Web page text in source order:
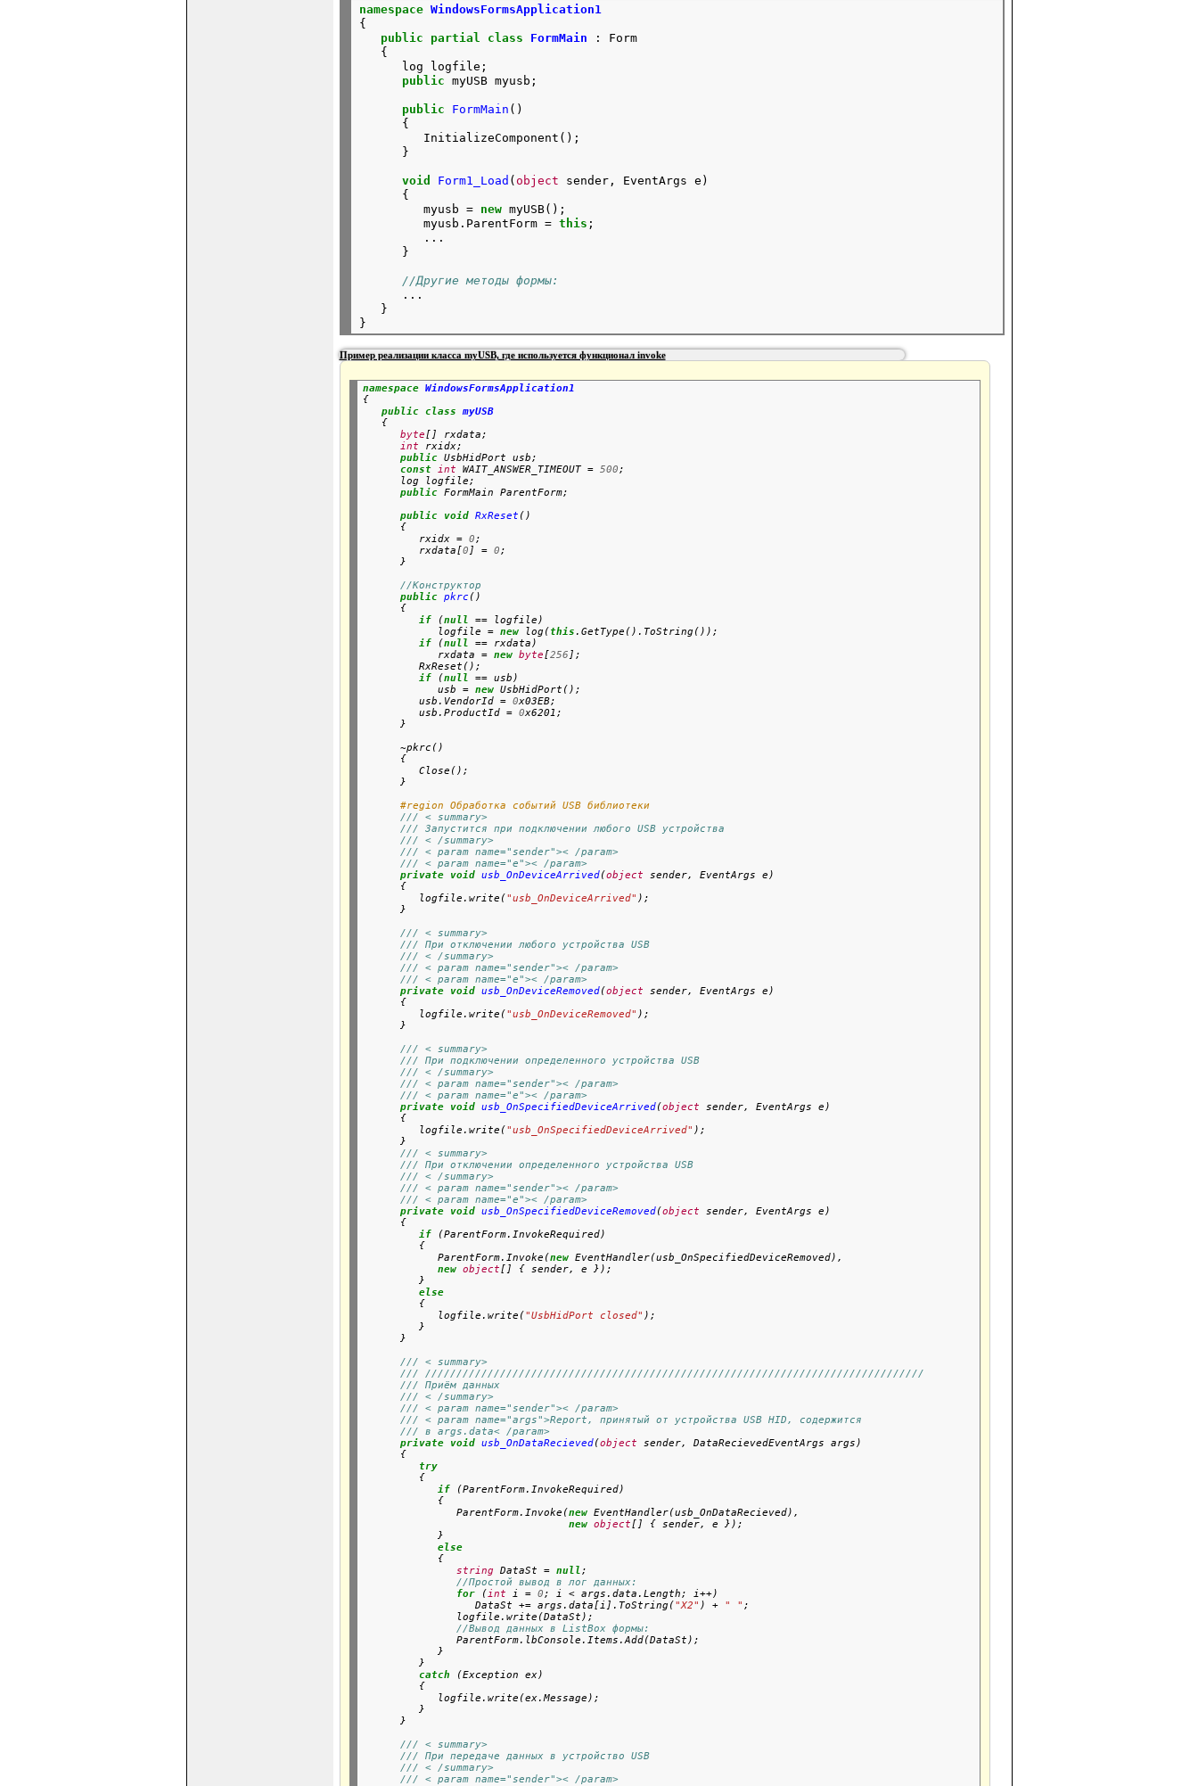
namespace WindowsFormsApplication1
{
public
partial class FormMain : Form
   {
      log logfile;
public
public FormMain ()
      {
         InitializeComponent();
void Form1_Load ( object sender, EventArgs e)
      {
         myusb =
new myUSB();
         myusb.ParentForm =
this ;
         ...
//Другие методы формы:
      ...
   }
Пример реализации класса myUSB, где используется функционал invoke
namespace WindowsFormsApplication1
{
public
class
myUSB
   {
byte[] rxdata;
int rxidx;
public UsbHidPort usb;
const int WAIT_ANSWER_TIMEOUT = 500;
      log logfile;
public
public
void RxReset ()
      {
         rxidx =
0;
         rxdata[
0 ] = 0;
//Конструктор
public
pkrc ()
      {
if (null == logfile)
            logfile =
new log(this .GetType().ToString());
if (null == rxdata)
            rxdata =
new byte[256 ];
         RxReset();
if (null == usb)
            usb =
new UsbHidPort();
         usb.VendorId =
0x03EB;
         usb.ProductId =
0x6201;
      ~pkrc()
      {
         Close();
#region Обработка событий USB библиотеки
/// < summary>
/// Запустится при подключении любого USB устройства
/// < /summary>
/// < param name="sender">< /param>
/// < param name="e">< /param>
private
void usb_OnDeviceArrived(object sender, EventArgs e)
      {
         logfile.write(
"usb_OnDeviceArrived" );
/// < summary>
/// При отключении любого устройства USB
/// < /summary>
/// < param name="sender">< /param>
/// < param name="e">< /param>
private
void usb_OnDeviceRemoved(object sender, EventArgs e)
      {
         logfile.write(
"usb_OnDeviceRemoved" );
/// < summary>
/// При подключении определенного устройства USB
/// < /summary>
/// < param name="sender">< /param>
/// < param name="e">< /param>
private
void usb_OnSpecifiedDeviceArrived(object sender, EventArgs e)
      {
         logfile.write(
"usb_OnSpecifiedDeviceArrived" );
      }
/// < summary>
/// При отключении определенного устройства USB
/// < /summary>
/// < param name="sender">< /param>
/// < param name="e">< /param>
private
void usb_OnSpecifiedDeviceRemoved(object sender, EventArgs e)
      {
if (ParentForm.InvokeRequired)
         {
            ParentForm.Invoke(
new EventHandler(usb_OnSpecifiedDeviceRemoved),
new object[] { sender, e });
         }
else
         {
            logfile.write(
"UsbHidPort closed" );
         }
/// < summary>
/// ////////////////////////////////////////////////////////////////////////////////
/// Приём данных
/// < /summary>
/// < param name="sender">< /param>
/// < param name="args">Report, принятый от устройства USB HID, содержится
/// в args.data< /param>
private
void usb_OnDataRecieved(object sender, DataRecievedEventArgs args)
      {
try
         {
if (ParentForm.InvokeRequired)
            {
               ParentForm.Invoke(
new EventHandler(usb_OnDataRecieved),
new object[] { sender, e });
            }
else
            {
string DataSt = null;
//Простой вывод в лог данных:
for (int i = 0; i < args.data.Length; i++)
                  DataSt += args.data[i].ToString(
"X2" ) + " " ;
               logfile.write(DataSt);
//Вывод данных в ListBox формы:
               ParentForm.lbConsole.Items.Add(DataSt);
            }
         }
catch (Exception ex)
         {
            logfile.write(ex.Message);
         }
/// < summary>
/// При передаче данных в устройство USB
/// < /summary>
/// < param name="sender">< /param>